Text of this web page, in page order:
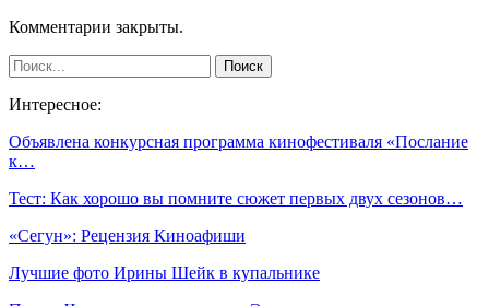
Комментарии закрыты.
Интересное:
Объявлена конкурсная программа кинофестиваля «Послание
к…
Тест: Как хорошо вы помните сюжет первых двух сезонов…
«Сегун»: Рецензия Киноафиши
Лучшие фото Ирины Шейк в купальнике